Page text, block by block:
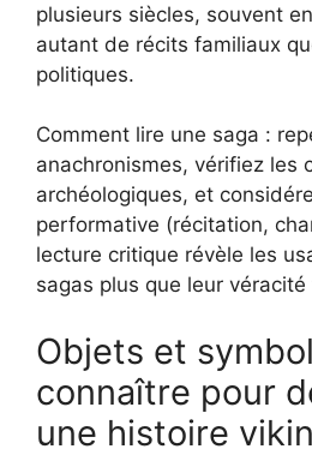
plusieurs siècles, souvent
autant de récits familiaux
politiques.
Comment lire une saga :
anachronismes, vérifiez les
archéologiques, et
performative (récitation,
lecture critique révèle les
sagas plus que leur
Objets et
connaître pour
une histoire